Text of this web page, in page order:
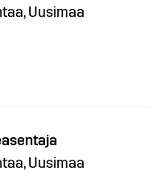
Uusimaa
Uusimaa